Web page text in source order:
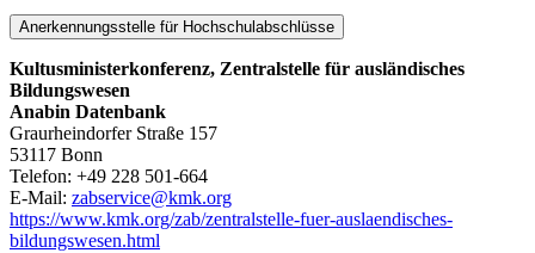
Anerkennungsstelle für Hochschulabschlüsse
Kultusministerkonferenz, Zentralstelle für ausländisches
Bildungswesen
Anabin Datenbank
Graurheindorfer Straße 157
53117 Bonn
Telefon: +49 228 501-664
E-Mail: zabservice@kmk.org
https://www.kmk.org/zab/zentralstelle-fuer-auslaendisches-
bildungswesen.html